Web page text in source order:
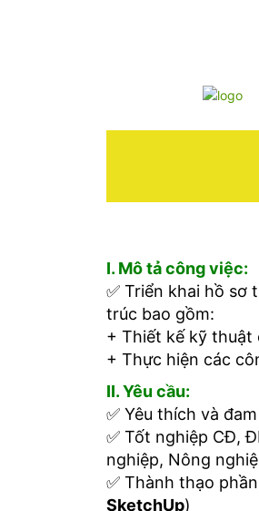
I. Mô tả công việc:
✅ Triển khai hồ sơ
trúc bao gồm:
+ Thiết kế kỹ thuật
+ Thực hiện các
II. Yêu cầu:
✅ Yêu thích và
✅ Tốt nghiệp CĐ,
nghiệp, Nông
✅ Thành thạo
SketchUp)